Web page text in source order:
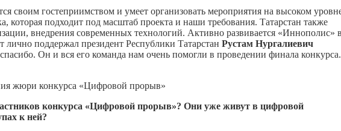
своим гостеприимством и умеет организовать мероприятия на высоком
подходит под масштаб проекта и наши требования. Татарстан также
внедрения современных технологий. Активно развивается «Иннополис» в
лично поддержал президент Республики Татарстан Рустам Нургалиевич
Он и вся его команда нам очень помогли в проведении финала конкурса.
жюри конкурса «Цифровой прорыв»
конкурса «Цифровой прорыв»? Они уже живут в цифровой
к ней?